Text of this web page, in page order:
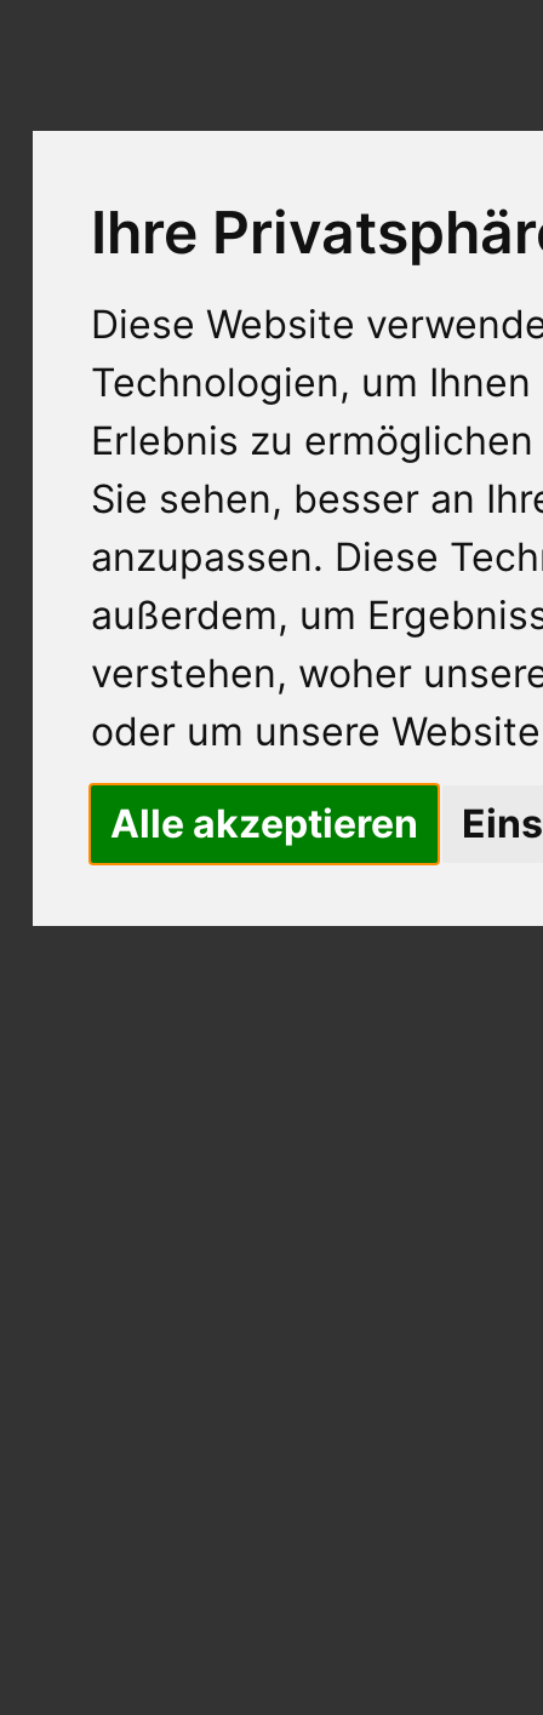
Ihre
Diese Website
Technologien, um
Erlebnis zu
Sie sehen, besser an
anzupassen. Diese
außerdem, um
verstehen, woher
oder um unsere
Alle akzeptieren